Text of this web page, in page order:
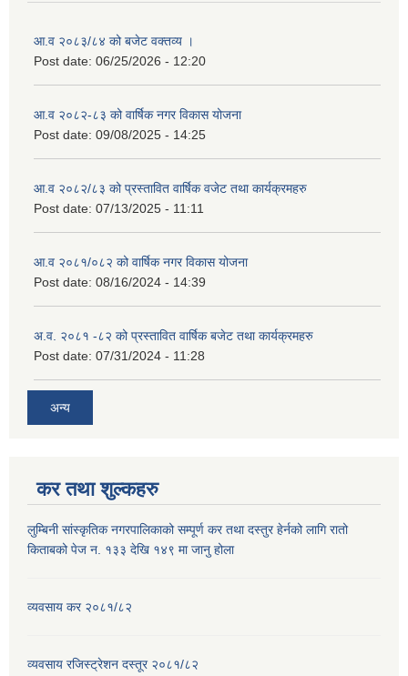
आ.व २०८३/८४ को बजेट वक्तव्य ।
Post date: 06/25/2026 - 12:20
आ.व २०८२-८३ को वार्षिक नगर विकास योजना
Post date: 09/08/2025 - 14:25
आ.व २०८२/८३ को प्रस्तावित वार्षिक वजेट तथा कार्यक्रमहरु
Post date: 07/13/2025 - 11:11
आ.व २०८१/०८२ को वार्षिक नगर विकास योजना
Post date: 08/16/2024 - 14:39
अ.व. २०८१ -८२ को प्रस्तावित वार्षिक बजेट तथा कार्यक्रमहरु
Post date: 07/31/2024 - 11:28
अन्य
कर तथा शुल्कहरु
लुम्बिनी सांस्कृतिक नगरपालिकाको सम्पूर्ण कर तथा दस्तुर हेर्नको लागि रातो
किताबको पेज न. १३३ देखि १४९ मा जानु होला
व्यवसाय कर २०८१/८२
व्यवसाय रजिस्ट्रेशन दस्तूर २०८१/८२